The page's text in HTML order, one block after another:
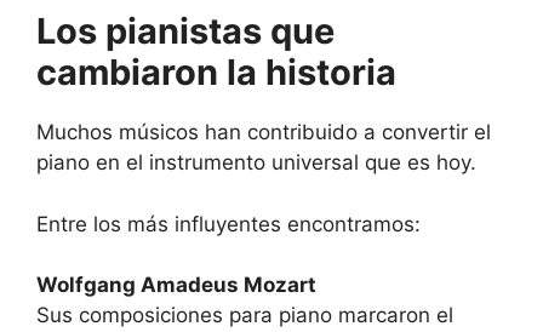
Los pianistas que
cambiaron la historia
Muchos músicos han contribuido a convertir el
piano en el instrumento universal que es hoy.
Entre los más influyentes encontramos:
Wolfgang Amadeus Mozart
Sus composiciones para piano marcaron el